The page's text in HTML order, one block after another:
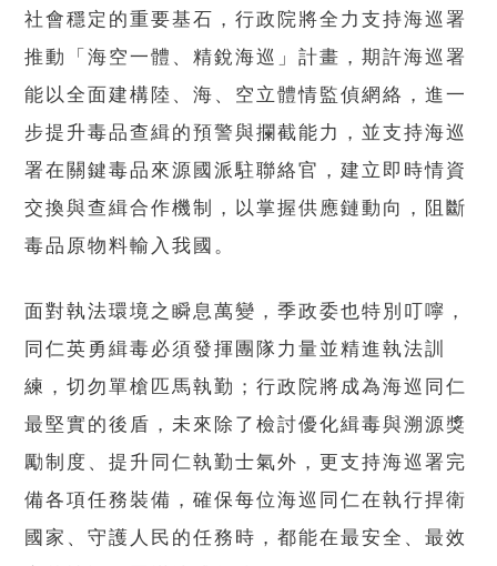
社會穩定的重要基石，行政院將全力支持海巡署
推動「海空一體、精銳海巡」計畫，期許海巡署
能以全面建構陸、海、空立體情監偵網絡，進一
步提升毒品查緝的預警與攔截能力，並支持海巡
署在關鍵毒品來源國派駐聯絡官，建立即時情資
交換與查緝合作機制，以掌握供應鏈動向，阻斷
毒品原物料輸入我國。
面對執法環境之瞬息萬變，季政委也特別叮嚀，
同仁英勇緝毒必須發揮團隊力量並精進執法訓
練，切勿單槍匹馬執勤；行政院將成為海巡同仁
最堅實的後盾，未來除了檢討優化緝毒與溯源獎
勵制度、提升同仁執勤士氣外，更支持海巡署完
備各項任務裝備，確保每位海巡同仁在執行捍衛
國家、守護人民的任務時，都能在最安全、最效